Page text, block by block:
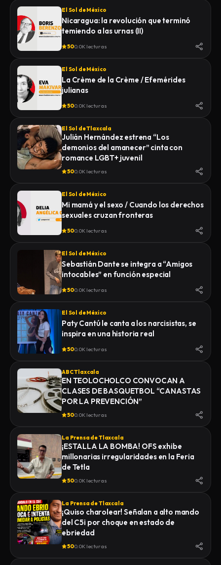
El Sol de México
Nicaragua: la revolución que terminó
temiendo a las urnas (II)
500.0K lecturas
El Sol de México
La Crème de la Crème / Efemérides
julianas
500.0K lecturas
El Sol de Tlaxcala
Julián Hernández estrena “Los
demonios del amanecer” cinta con
romance LGBT+ juvenil
500.0K lecturas
El Sol de México
Mi mamá y el sexo / Cuando los derechos
sexuales cruzan fronteras
500.0K lecturas
El Sol de México
Sebastián Dante se integra a “Amigos
intocables” en función especial
500.0K lecturas
El Sol de México
Paty Cantú le canta a los narcisistas, se
inspira en una historia real
500.0K lecturas
ABC Tlaxcala
EN TEOLOCHOLCO CONVOCAN A
CLASES DE BASQUETBOL “CANASTAS
POR LA PREVENCIÓN”
500.0K lecturas
La Prensa de Tlaxcala
¡ESTALLA LA BOMBA! OFS exhibe
millonarias irregularidades en la Feria
de Tetla
500.0K lecturas
La Prensa de Tlaxcala
¡Quiso charolear! Señalan a alto mando
del C5i por choque en estado de
ebriedad
500.0K lecturas